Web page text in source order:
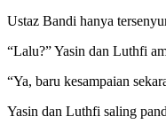
Ustaz Bandi hanya
“Lalu?” Yasin dan Luthfi
“Ya, baru kesampaian
Yasin dan Luthfi saling